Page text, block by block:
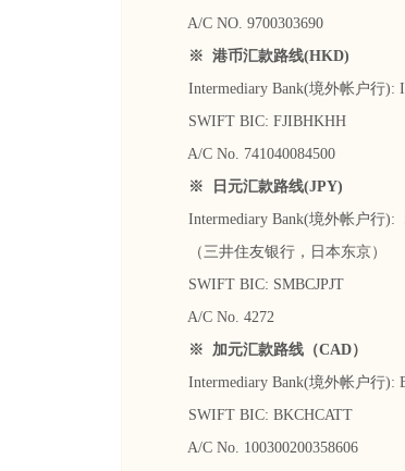
A/C NO. 9700303690
※ 港币汇款路线(HKD)
Intermediary Bank(境外帐户行):
SWIFT BIC: FJIBHKHH
A/C No. 741040084500
※ 日元汇款路线(JPY)
Intermediary Bank(境外帐户行):
（三井住友银行，日本东京）
SWIFT BIC: SMBCJPJT
A/C No. 4272
※ 加元汇款路线（CAD）
Intermediary Bank(境外帐户行):
SWIFT BIC: BKCHCATT
A/C No. 100300200358606